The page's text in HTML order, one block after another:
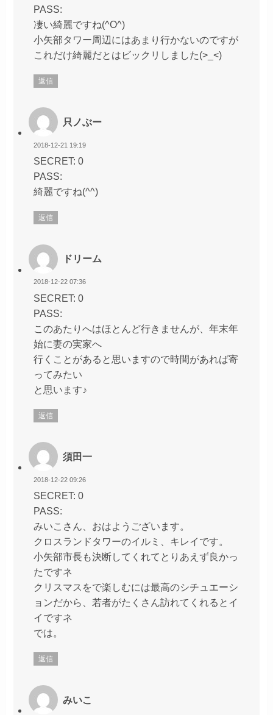
PASS:
凄い綺麗ですね(^O^)
小矢部タワー周辺にはあまり行かないのですが
これだけ綺麗だとはビックリしました(>_<)
返信
只ノぶー
2018-12-21 19:19
SECRET: 0
PASS:
綺麗ですね(^^)
返信
ドリーム
2018-12-22 07:36
SECRET: 0
PASS:
このあたりへはほとんど行きませんが、年末年
始に妻の実家へ
行くことがあると思いますので時間があれば寄
ってみたい
と思います♪
返信
須田一
2018-12-22 09:26
SECRET: 0
PASS:
みいこさん、おはようございます。
クロスランドタワーのイルミ、キレイです。
小矢部市長も決断してくれてとりあえず良かっ
たですネ
クリスマスをで楽しむには最高のシチュエーシ
ョンだから、若者がたくさん訪れてくれるとイ
イですネ
では。
返信
みいこ